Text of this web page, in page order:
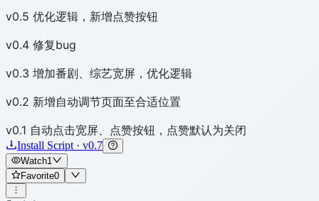
v0.5 优化逻辑，新增点赞按钮
v0.4 修复bug
v0.3 增加番剧、综艺宽屏，优化逻辑
v0.2 新增自动调节页面至合适位置
v0.1 自动点击宽屏、点赞按钮，点赞默认为关闭
Install Script · v0.7
Watch1
Favorite0